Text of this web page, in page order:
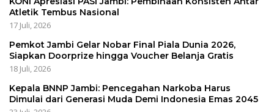
Atletik Tembus Nasional
17 Juli, 2026
Pemkot Jambi Gelar Nobar Final Piala Dunia 2026,
Siapkan Doorprize hingga Voucher Belanja Gratis
18 Juli, 2026
Kepala BNNP Jambi: Pencegahan Narkoba Harus
Dimulai dari Generasi Muda Demi Indonesia Emas 2045